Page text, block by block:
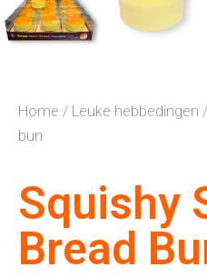
Home / Leuke hebbedingen /
bun
Squishy
Bread